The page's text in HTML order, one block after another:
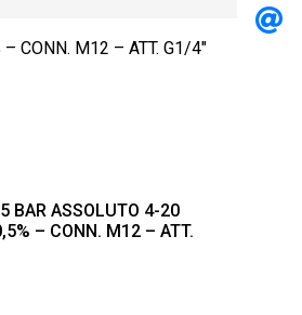
CONN. M12 – ATT. G1/4″
BAR ASSOLUTO 4-20
– CONN. M12 – ATT.